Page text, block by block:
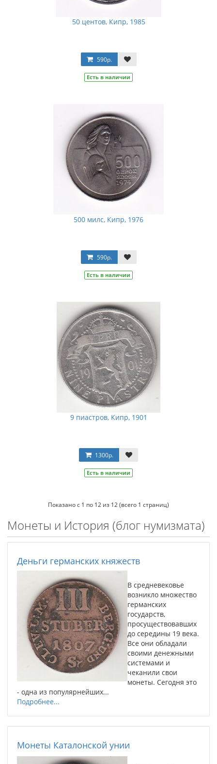
50 центов, Кипр, 1985
590р.
Есть в наличии
500 милс, Кипр, 1976
590р.
Есть в наличии
9 пиастров, Кипр, 1901
1300р.
Есть в наличии
Показано с 1 по 12 из 12 (всего 1 страниц)
Монеты и История (блог нумизмата)
Деньги германских княжеств
В средневековье
возникло множество
германских
государств,
просуществовавших
до середины 19 века.
Все они обладали
своими денежными
системами и
чеканили свои
монеты. Сегодня это
- одна из популярнейших...
Подробнее...
Монеты Каталонской унии